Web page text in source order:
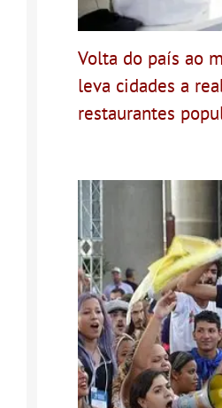
Volta do país ao
leva cidades a
restaurantes